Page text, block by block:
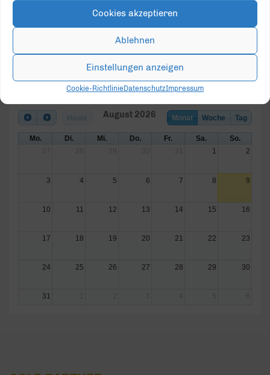
Cookies akzeptieren
Ablehnen
Einstellungen anzeigen
Cookie-RichtlinieDatenschutzImpressum
Monat Woche Tag
August 2026
Mo. Di. Mi. Do. Fr. Sa.
So.
1 2
3 4 5 6 7 8 9
10 11 12 13 14 15 16
17 18 19 20 21 22 23
24 25 26 27 28 29 30
31